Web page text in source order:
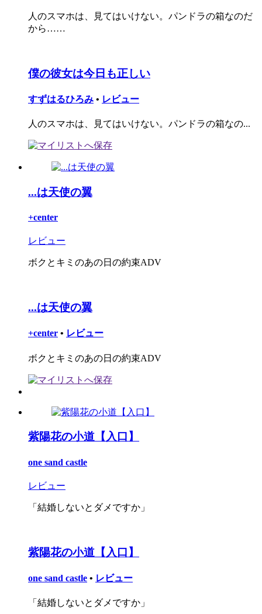
人のスマホは、見てはいけない。パンドラの箱なのだ
から……
僕の彼女は今日も正しい
すずはるひろみ • レビュー
人のスマホは、見てはいけない。パンドラの箱なの...
...は天使の翼
+center
レビュー
ボクとキミのあの日の約束ADV
...は天使の翼
+center • レビュー
ボクとキミのあの日の約束ADV
紫陽花の小道【入口】
one sand castle
レビュー
「結婚しないとダメですか」
紫陽花の小道【入口】
one sand castle • レビュー
「結婚しないとダメですか」